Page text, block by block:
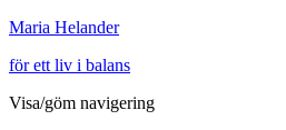
Maria Helander
för ett liv i balans
Visa/göm navigering